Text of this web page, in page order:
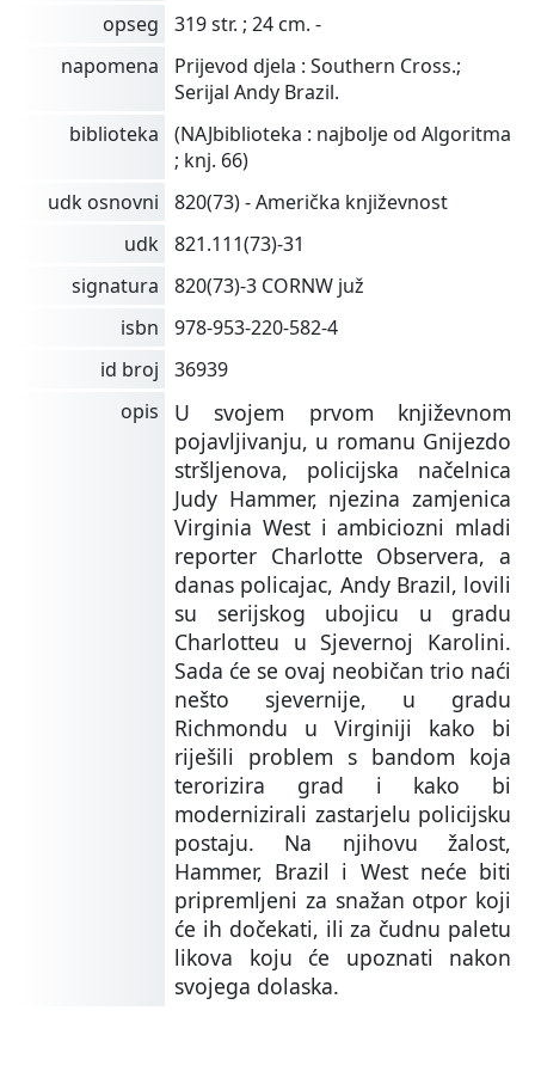
opseg
319 str. ; 24 cm. -
napomena
Prijevod djela : Southern Cross.;
Serijal Andy Brazil.
biblioteka
(NAJbiblioteka : najbolje od Algoritma
; knj. 66)
udk osnovni
820(73) - Američka književnost
udk 821.111(73)-31
signatura
820(73)-3 CORNW juž
isbn
978-953-220-582-4
id broj
36939
opis
U svojem prvom književnom
pojavljivanju, u romanu Gnijezdo
stršljenova, policijska načelnica
Judy Hammer, njezina zamjenica
Virginia West i ambiciozni mladi
reporter Charlotte Observera, a
danas policajac, Andy Brazil, lovili
su serijskog ubojicu u gradu
Charlotteu u Sjevernoj Karolini.
Sada će se ovaj neobičan trio naći
nešto sjevernije, u gradu
Richmondu u Virginiji kako bi
riješili problem s bandom koja
terorizira grad i kako bi
modernizirali zastarjelu policijsku
postaju. Na njihovu žalost,
Hammer, Brazil i West neće biti
pripremljeni za snažan otpor koji
će ih dočekati, ili za čudnu paletu
likova koju će upoznati nakon
svojega dolaska.